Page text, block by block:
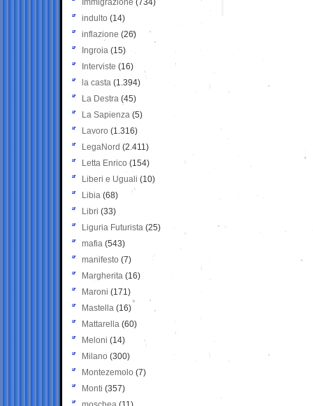
Immigrazione (734)
indulto (14)
inflazione (26)
Ingroia (15)
Interviste (16)
la casta (1.394)
La Destra (45)
La Sapienza (5)
Lavoro (1.316)
LegaNord (2.411)
Letta Enrico (154)
Liberi e Uguali (10)
Libia (68)
Libri (33)
Liguria Futurista (25)
mafia (543)
manifesto (7)
Margherita (16)
Maroni (171)
Mastella (16)
Mattarella (60)
Meloni (14)
Milano (300)
Montezemolo (7)
Monti (357)